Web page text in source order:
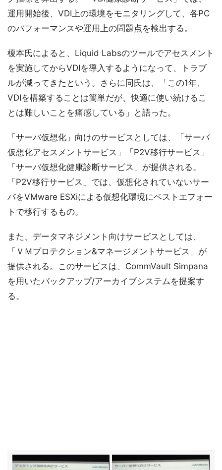
運用開始後、VDI上の環境をモニタリングして、各PC
のパフォーマンスや運用上の問題点を検出する。
榎本氏によると、Liquid Labsのツールでアセスメント
を実施してからVDIを導入するようになって、トラブ
ルが減ってきたという。さらに同氏は、「この1年、
VDIを構築することは簡単だが、快適に使い続けるこ
とは難しいことを痛感している」と語った。
「サーバ仮想化」向けのサービスとしては、「サーバ
仮想化アセスメントサービス」「P2V移行サービス」
「サーバ仮想化健康診断サービス」が提供される。
「P2V移行サービス」では、仮想化されていないサー
バをVMware ESXiによる仮想化環境にベストエフォー
トで移行するもの。
また、データマネジメント向けサービスとしては、
「ＶＭプロテクション&マネージメントサービス」が
提供される。このサービスは、CommVault Simpana
を用いたバックアップ/アーカイブシステムを提案す
る。